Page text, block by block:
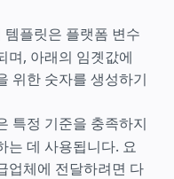
템플릿은 플랫폼 변수
며, 아래의 임곗값에
위한 숫자를 생성하기
특정 기준을 충족하지
는 데 사용됩니다. 요
업체에 전달하려면 다